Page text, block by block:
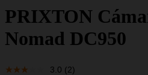
PRIXTON
Nomad DC950
3.0 (2)